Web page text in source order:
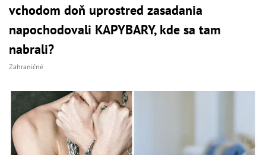
vchodom doň uprostred zasadania
napochodovali KAPYBARY, kde sa tam
nabrali?
Zahraničné